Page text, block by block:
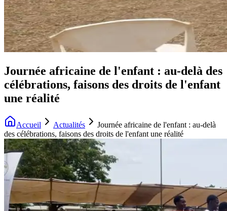
Journée africaine de l'enfant : au-delà des
célébrations, faisons des droits de l'enfant
une réalité
Accueil Actualités
Journée africaine de l'enfant : au-delà
des célébrations, faisons des droits de l'enfant une réalité